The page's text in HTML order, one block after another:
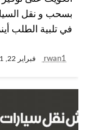
بسحب و نقل
في تلبية الطلب
rwan1 فبراير 22, 2021